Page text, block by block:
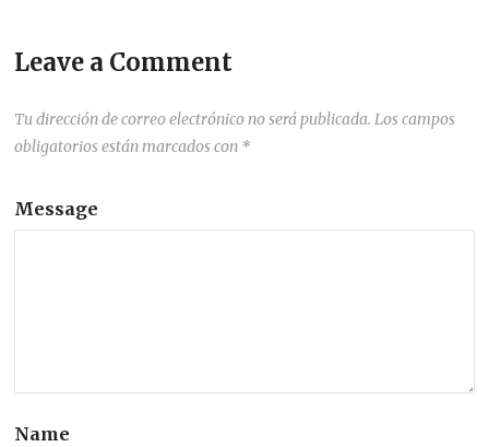
Leave a Comment
Tu dirección de correo electrónico no será publicada. Los campos
obligatorios están marcados con *
Message
Name